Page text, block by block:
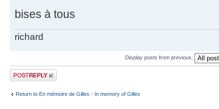
bises à tous
richard
Display posts from previous:
Post a reply
Return to En mémoire de Gilles - In memory of Gilles